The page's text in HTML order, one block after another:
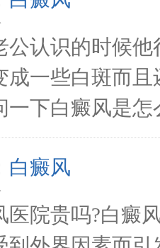
公认识的时候
成一些白斑而
一下白癜风是怎
白癜风
医院贵吗?白癜